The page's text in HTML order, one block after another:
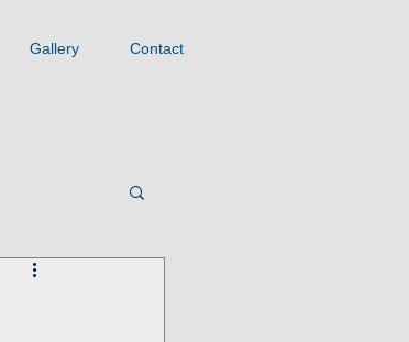
Gallery Contact